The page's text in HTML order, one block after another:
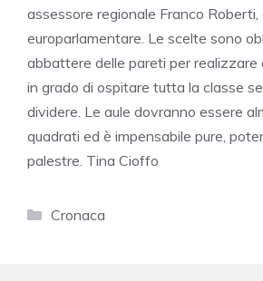
assessore regionale Franco Roberti,
europarlamentare. Le scelte sono
abbattere delle pareti per realizzare
in grado di ospitare tutta la classe
dividere. Le aule dovranno essere
quadrati ed è impensabile pure,
palestre. Tina Cioffo
Categorie
Cronaca